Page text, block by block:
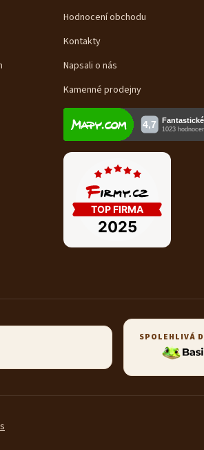
Hodnocení obchodu
Kontakty
Napsali o nás
Kamenné prodejny
SPOLEHLIVÁ